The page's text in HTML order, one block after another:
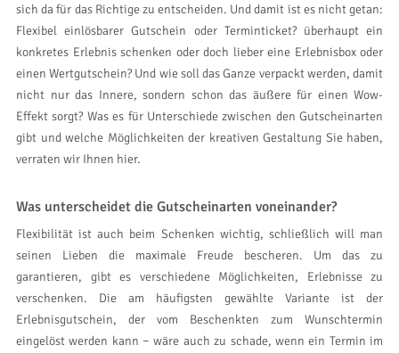
sich da für das Richtige zu entscheiden. Und damit ist es nicht getan:
Flexibel einlösbarer Gutschein oder Terminticket? überhaupt ein
konkretes Erlebnis schenken oder doch lieber eine Erlebnisbox oder
einen Wertgutschein? Und wie soll das Ganze verpackt werden, damit
nicht nur das Innere, sondern schon das äußere für einen Wow-
Effekt sorgt? Was es für Unterschiede zwischen den Gutscheinarten
gibt und welche Möglichkeiten der kreativen Gestaltung Sie haben,
verraten wir Ihnen hier.
Was unterscheidet die Gutscheinarten voneinander?
Flexibilität ist auch beim Schenken wichtig, schließlich will man
seinen Lieben die maximale Freude bescheren. Um das zu
garantieren, gibt es verschiedene Möglichkeiten, Erlebnisse zu
verschenken. Die am häufigsten gewählte Variante ist der
Erlebnisgutschein, der vom Beschenkten zum Wunschtermin
eingelöst werden kann − wäre auch zu schade, wenn ein Termin im